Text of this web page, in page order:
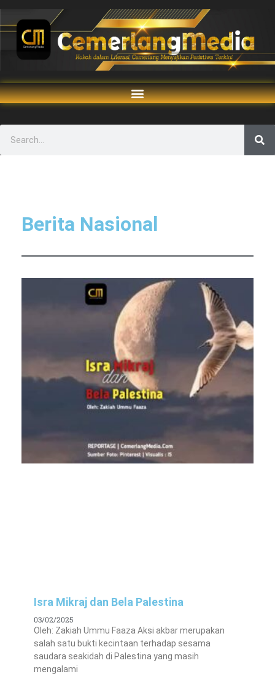
Berita Nasional
Isra Mikraj dan Bela Palestina
03/02/2025
Oleh: Zakiah Ummu Faaza Aksi akbar merupakan
salah satu bukti kecintaan terhadap sesama
saudara seakidah di Palestina yang masih
mengalami